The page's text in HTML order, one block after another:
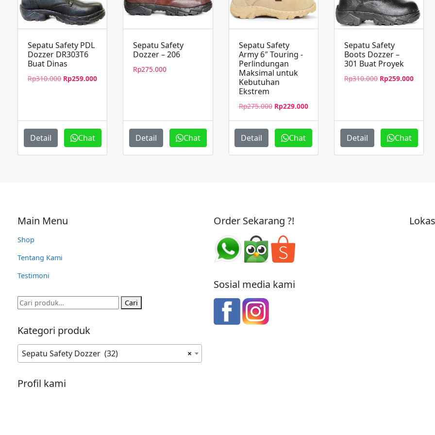
Sepatu Safety PDL
Dozzer DR303T6
Buat Dinas
Rp310.000 Harga
Rp259.000Harga
Detail Chat
Sepatu Safety
Dozzer – 206
Rp275.000
Detail Chat
Sepatu Safety
Army 6″ Touring -
Perlindungan
Maksimal untuk
Kebutuhan
Ekstrem
Rp275.000 Harga
Rp275.000.
Rp229.000Harga
Rp229.000.
Detail Chat
Sepatu Safety
Boots Dozzer –
301 Buat Proyek
Rp310.000 Harga
Rp259.000Harga
Detail Chat
Main Menu
Shop
Tentang Kami
Testimoni
Pencarian
untuk:
Cari
Kategori produk
×
Sepatu Safety Dozzer (32)
Order Sekarang ?!
Sosial media kami
Profil kami